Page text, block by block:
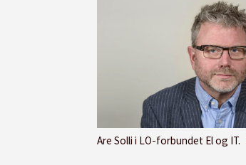
Are Solli i LO-forbundet El og IT.